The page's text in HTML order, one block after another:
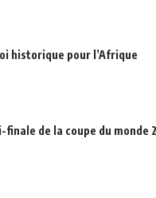
historique pour l’Afrique
finale de la coupe du monde